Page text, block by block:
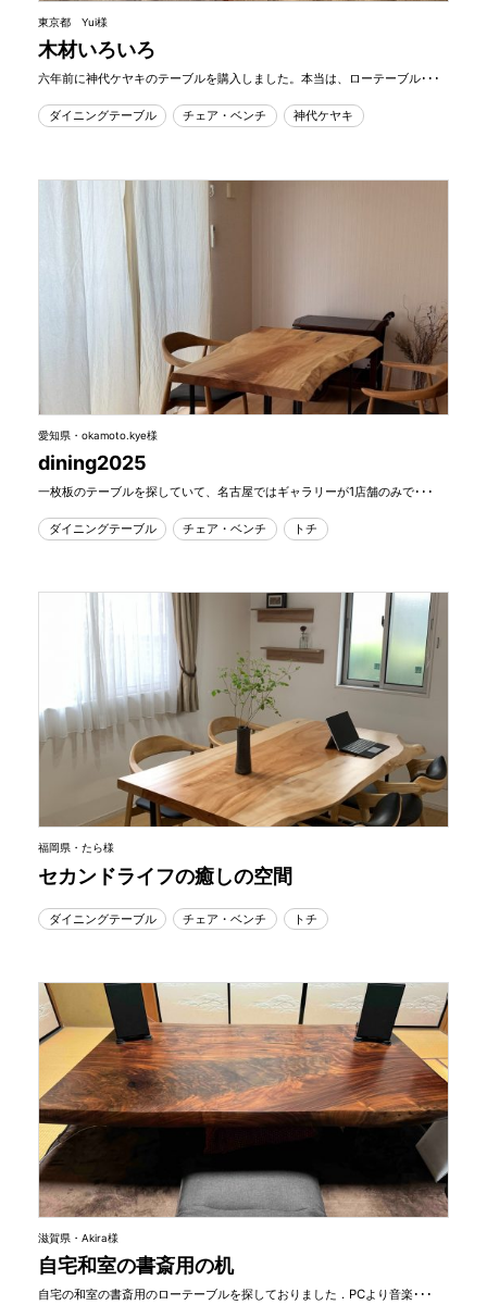
東京都 Yui様
木材いろいろ
六年前に神代ケヤキのテーブルを購入しました。本当は、ローテーブル･･･
ダイニングテーブル チェア・ベンチ 神代ケヤキ
愛知県・okamoto.kye様
dining2025
一枚板のテーブルを探していて、名古屋ではギャラリーが1店舗のみで･･･
ダイニングテーブル チェア・ベンチ トチ
福岡県・たら様
セカンドライフの癒しの空間
ダイニングテーブル チェア・ベンチ トチ
滋賀県・Akira様
自宅和室の書斎用の机
自宅の和室の書斎用のローテーブルを探しておりました．PCより音楽･･･